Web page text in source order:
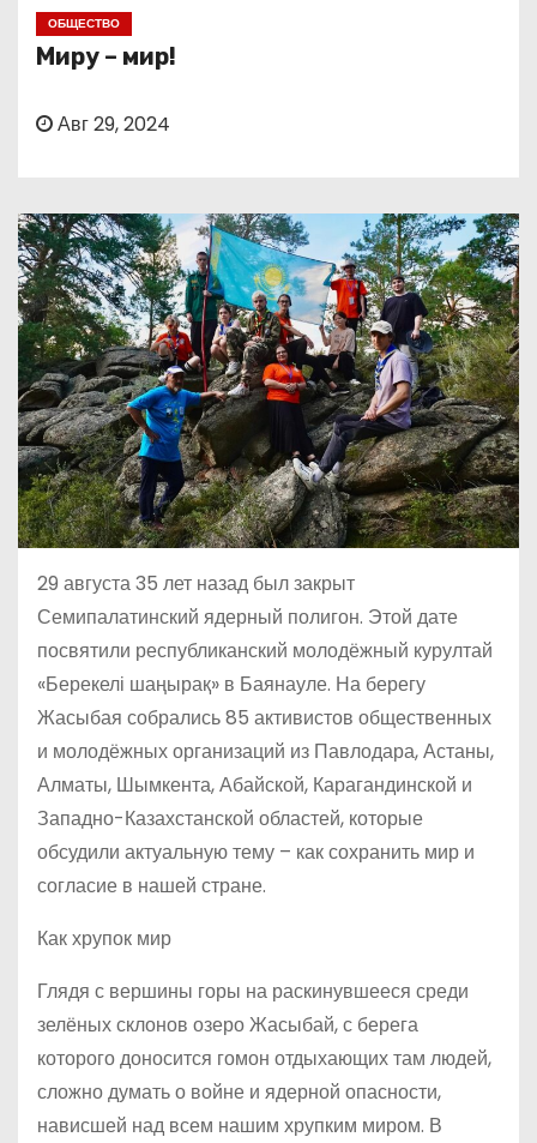
ОБЩЕСТВО
Миру – мир!
Авг 29, 2024
29 августа 35 лет назад был закрыт
Семипалатинский ядерный полигон. Этой дате
посвятили республиканский молодёжный курултай
«Берекелі шаңырақ» в Баянауле. На берегу
Жасыбая собрались 85 активистов общественных
и молодёжных организаций из Павлодара, Астаны,
Алматы, Шымкента, Абайской, Карагандинской и
Западно-Казахстанской областей, которые
обсудили актуальную тему – как сохранить мир и
согласие в нашей стране.
Как хрупок мир
Глядя с вершины горы на раскинувшееся среди
зелёных склонов озеро Жасыбай, с берега
которого доносится гомон отдыхающих там людей,
сложно думать о войне и ядерной опасности,
нависшей над всем нашим хрупким миром. В